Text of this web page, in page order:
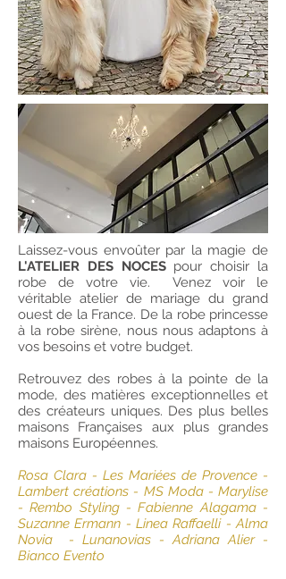
Laissez-vous envoûter par la magie de
L'ATELIER DES NOCES pour choisir la
robe de votre vie. Venez voir le
véritable atelier de mariage du grand
ouest de la France. De la robe princesse
à la robe sirène, nous nous adaptons à
vos besoins et votre budget.
Retrouvez des robes à la pointe de la
mode, des matières exceptionnelles et
des créateurs uniques. Des plus belles
maisons Françaises aux plus grandes
maisons Européennes.
Rosa Clara - Les Mariées de Provence -
Lambert créations - MS Moda - Marylise
- Rembo Styling - Fabienne Alagama -
Suzanne Ermann - Linea Raffaelli - Alma
Novia - Lunanovias - Adriana Alier -
Bianco Evento